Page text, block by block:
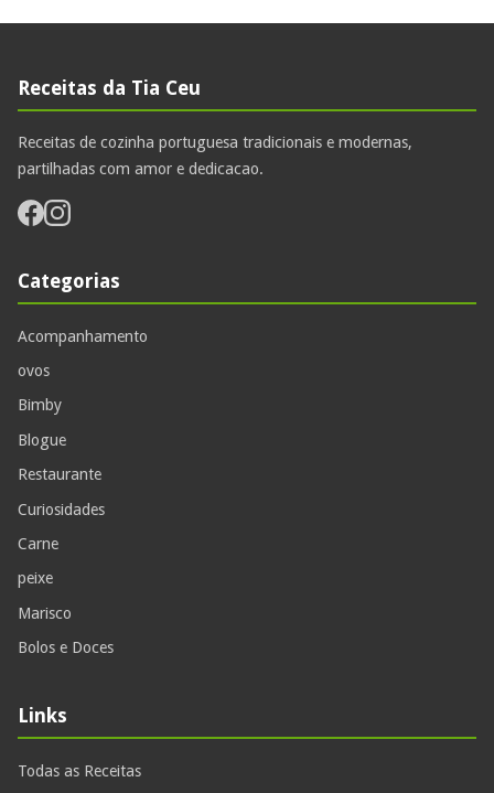
Receitas da Tia Ceu
Receitas de cozinha portuguesa tradicionais e modernas,
partilhadas com amor e dedicacao.
Categorias
Acompanhamento
ovos
Bimby
Blogue
Restaurante
Curiosidades
Carne
peixe
Marisco
Bolos e Doces
Links
Todas as Receitas